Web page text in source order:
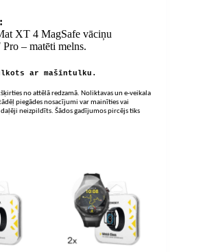
XT 4 MagSafe vāciņu
– matēti melns.
ar mašīntulku.
no attēlā redzamā. Noliktavas un e-veikala
piegādes nosacījumi var mainīties vai
neizpildīts. Šādos gadījumos pircējs tiks